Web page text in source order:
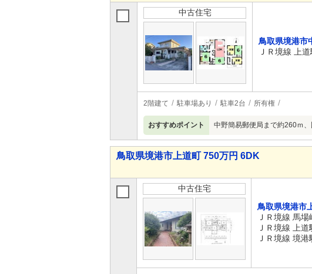
中古住宅
鳥取県境港市
ＪＲ境線 上
2階建て 駐車場あり 駐車2台 所有権
おすすめポイント 中野簡易郵便局まで約260ｍ
鳥取県境港市上道町 750万円 6DK
中古住宅
鳥取県境港市
ＪＲ境線 馬
ＪＲ境線 上
ＪＲ境線 境